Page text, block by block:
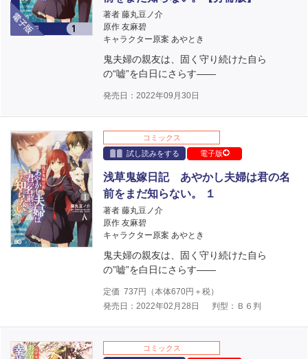
電子版
著者 藤丸豆ノ介
原作 友麻碧
キャラクター原案 あやとき
鬼夫婦の親友は、固く守り続けた自ら
の“嘘”を白日にさらす――
発売日：2022年09月30日
コミックス
試し読みをする
電子版
浅草鬼嫁日記 あやかし夫婦は君の名
前をまだ知らない。 １
著者 藤丸豆ノ介
原作 友麻碧
キャラクター原案 あやとき
鬼夫婦の親友は、固く守り続けた自ら
の”嘘”を白日にさらす――
定価 737 円（本体670円＋税）
発売日：2022年02月28日
判型：Ｂ６判
コミックス